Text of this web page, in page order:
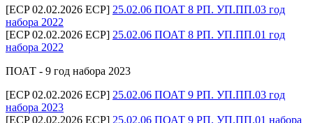
[ECP 02.02.2026 ECP] 25.02.06 ПОАТ 8 РП. УП.ПП.03 год
набора 2022
[ECP 02.02.2026 ECP] 25.02.06 ПОАТ 8 РП. УП.ПП.01 год
набора 2022
ПОАТ - 9 год набора 2023
[ECP 02.02.2026 ECP] 25.02.06 ПОАТ 9 РП. УП.ПП.03 год
набора 2023
[ECP 02.02.2026 ECP] 25.02.06 ПОАТ 9 РП. УП.ПП.01 набора